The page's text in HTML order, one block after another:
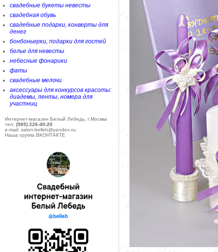
свадебные букеты невесты
свадебная обувь
свадебные подарки, конверты для
денег
бонбоньерки, подарки для гостей
белье для невесты
небесные фонарики
фаты
свадебные мелочи
аксессуары для конкурсов красоты:
диадемы, ленты, номера для
участниц
Интернет-магазин Белый Лебедь, г.Москва
тел: (985) 226-40-20
e-mail: salon-belleb@yandex.ru;
Наша группа ВКОНТАКТЕ